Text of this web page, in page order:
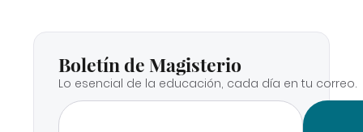
Boletín de Magisterio
Lo esencial de la educación, cada día en tu correo.